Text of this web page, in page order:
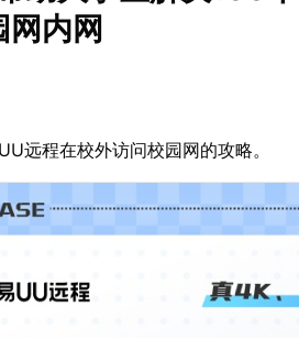
内网
远程在校外访问校园网的攻略。